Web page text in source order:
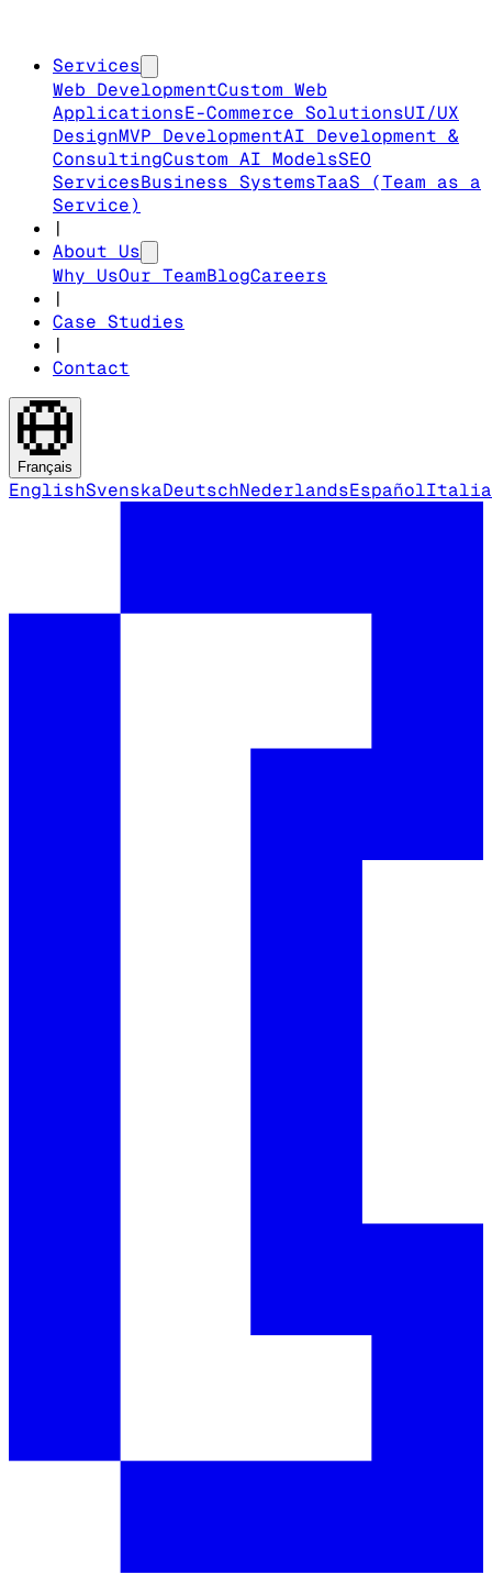
Services
Web DevelopmentCustom Web
ApplicationsE-Commerce SolutionsUI/UX
DesignMVP DevelopmentAI Development &
ConsultingCustom AI ModelsSEO
ServicesBusiness SystemsTaaS (Team as a
Service)
|
About Us
Why UsOur TeamBlogCareers
|
Case Studies
|
Contact
Français
EnglishSvenskaDeutschNederlandsEspañol